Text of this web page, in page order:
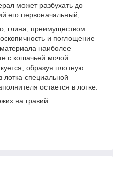
может разбухать до
его первоначальный;
глина, преимуществом
и поглощение
наиболее
с кошачьей мочой
образуя плотную
лотка специальной
остается в лотке.
на гравий.